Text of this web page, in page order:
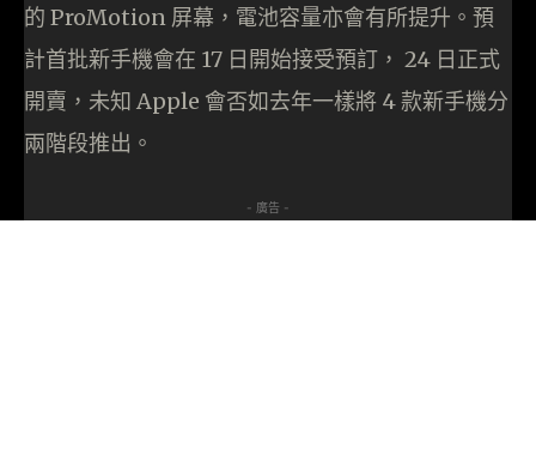
的 ProMotion 屏幕，電池容量亦會有所提升。預
計首批新手機會在 17 日開始接受預訂， 24 日正式
開賣，未知 Apple 會否如去年一樣將 4 款新手機分
兩階段推出。
- 廣告 -